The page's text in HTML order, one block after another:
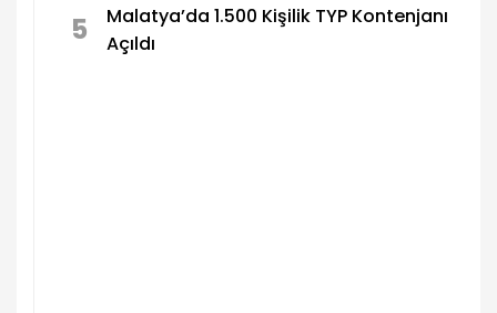
5
Malatya’da 1.500 Kişilik TYP Kontenjanı
Açıldı